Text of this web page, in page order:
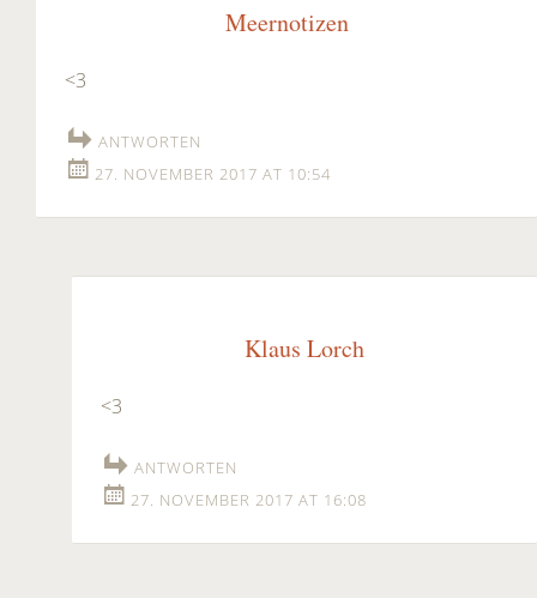
Meernotizen
<3
ANTWORTEN
27. NOVEMBER 2017 AT 10:54
Klaus Lorch
<3
ANTWORTEN
27. NOVEMBER 2017 AT 16:08